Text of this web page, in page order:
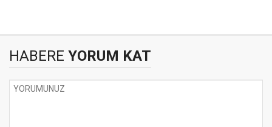
HABERE YORUM KAT